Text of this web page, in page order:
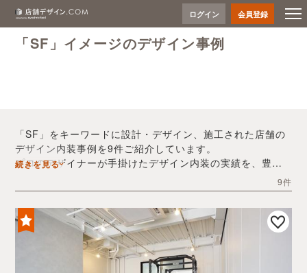
ログイン 会員登録
「SF」イメージのデザイン事例
「SF」をキーワードに設計・デザイン、施工された店舗の
デザイン内装事例を9件ご紹介しています。
プロのデザイナーが手掛けたデザイン内装の実績を、豊富
デザイン内装会社探しや費用感の把握など、「SF」の店舗
イメージを固めるヒントとしてぜひお役立てください。
続きを見る
9件